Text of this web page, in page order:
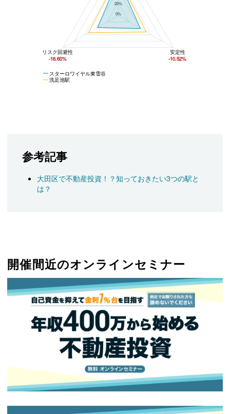
20%
0%
スターロワイヤル東雪谷
洗足池駅
リスク回避性
-16.60%
安定性
-10.52%
参考記事
大田区で不動産投資！？知っておきたい3つの駅と
は？
開催間近のオンラインセミナー